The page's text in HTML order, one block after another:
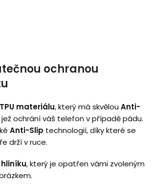
ochranou
TPU materiálu, který má skvělou Anti-
ochrání váš telefon v případě pádu.
Anti-Slip technologií, díky které se
drží v ruce.
hliníku, který je opatřen vámi zvoleným